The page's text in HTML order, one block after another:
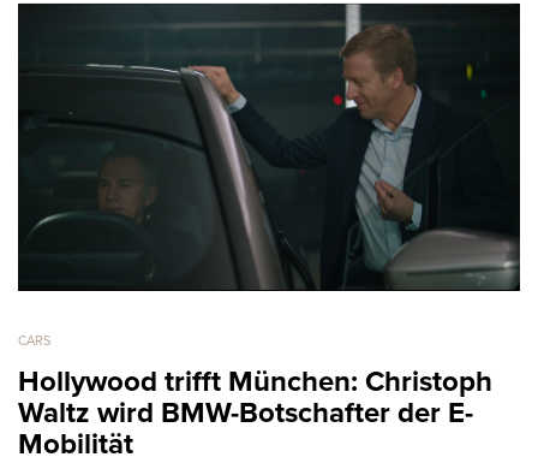
CARS
Hollywood trifft München: Christoph
Waltz wird BMW-Botschafter der E-
Mobilität